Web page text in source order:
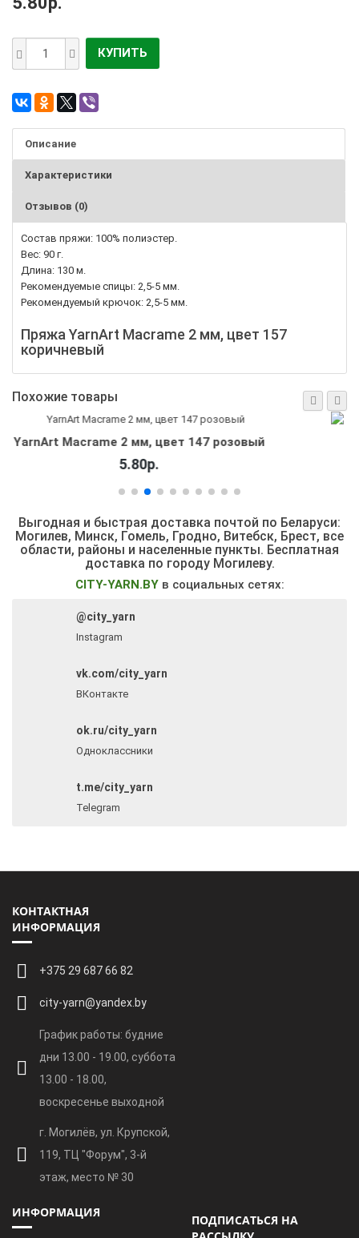
КУПИТЬ
Описание
Характеристики
Отзывов (0)
Состав пряжи: 100% полиэстер.
Вес: 90 г.
Длина: 130 м.
Рекомендуемые спицы: 2,5-5 мм.
Рекомендуемый крючок: 2,5-5 мм.
Пряжа YarnArt Macrame 2 мм, цвет 157
коричневый
Похожие товары
YarnArt Macrame 2 мм, цвет 140 малиновый
Выгодная и быстрая доставка почтой по Беларуси:
Могилев, Минск, Гомель, Гродно, Витебск, Брест, все
области, районы и населенные пункты. Бесплатная
доставка по городу Могилеву.
CITY-YARN.BYв социальных сетях:
@city_yarn
Instagram
vk.com/city_yarn
ВКонтакте
ok.ru/city_yarn
Одноклассники
t.me/city_yarn
Telegram
КОНТАКТНАЯ
ИНФОРМАЦИЯ
+375 29 687 66 82
city-yarn@yandex.by
График работы: будние
дни 13.00 - 19.00, суббота
13.00 - 18.00,
воскресенье выходной
г. Могилёв, ул. Крупской,
119, ТЦ "Форум", 3-й
этаж, место № 30
ИНФОРМАЦИЯ
ПОДПИСАТЬСЯ НА